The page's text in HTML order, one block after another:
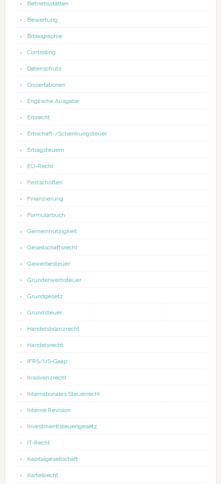
Betriebsstätten
Bewertung
Bibliographie
Controlling
Datenschutz
Dissertationen
Englische Ausgabe
Erbrecht
Erbschaft-/Schenkungsteuer
Ertragsteuern
EU-Recht
Festschriften
Finanzierung
Formularbuch
Gemeinnützigkeit
Gesellschaftsrecht
Gewerbesteuer
Grunderwerbsteuer
Grundgesetz
Grundsteuer
Handelsbilanzrecht
Handelsrecht
IFRS/US-Gaap
Insolvenzrecht
Internationales Steuerrecht
Interne Revision
Investment(steuer)gesetz
IT-Recht
Kapitalgesellschaft
Kartellrecht